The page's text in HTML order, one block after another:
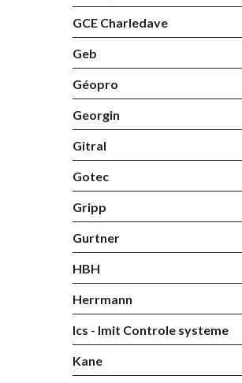
GCE Charledave
Geb
Géopro
Georgin
Gitral
Gotec
Gripp
Gurtner
HBH
Herrmann
Ics - Imit Controle systeme
Kane